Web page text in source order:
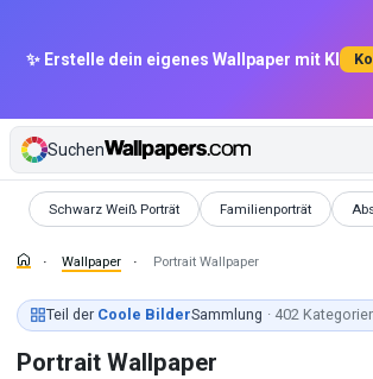
✨ Erstelle dein eigenes Wallpaper mit KI
Suchen
Schwarz Weiß Porträt
Wallpaper Familienporträt
Wallpaper
Wallpaper Portrait Wallpaper
Teil der Coole BilderSammlung · 402
Portrait Wallpaper